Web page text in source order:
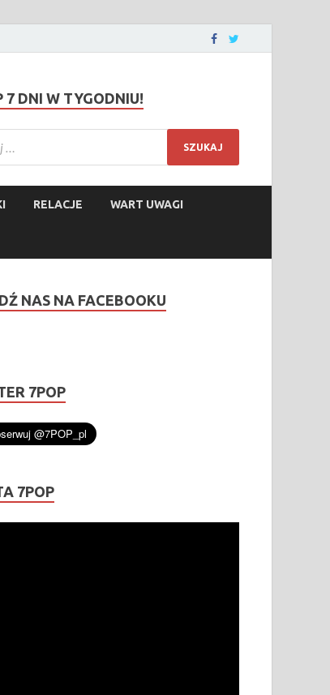
7 DNI W TYGODNIU!
RELACJE WART UWAGI
NAS NA FACEBOOKU
7POP
7POP